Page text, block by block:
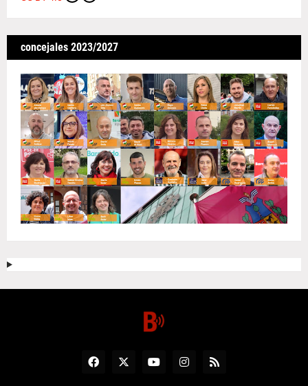
concejales 2023/2027